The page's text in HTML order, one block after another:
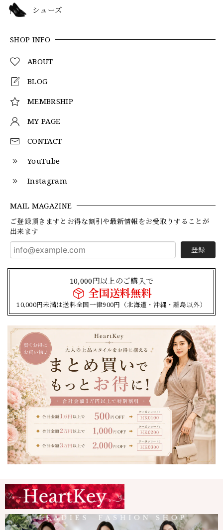
シューズ
SHOP INFO
ABOUT
BLOG
MEMBRSHIP
MY PAGE
CONTACT
YouTube
Instagram
MAIL MAGAZINE
ご登録頂きますとお得な割引や最新情報をお受取りすることが
出来ます
登録
10,000円以上のご購入で
全国送料無料
10,000円未満は送料全国一律900円（北海道・沖縄・離島以外）